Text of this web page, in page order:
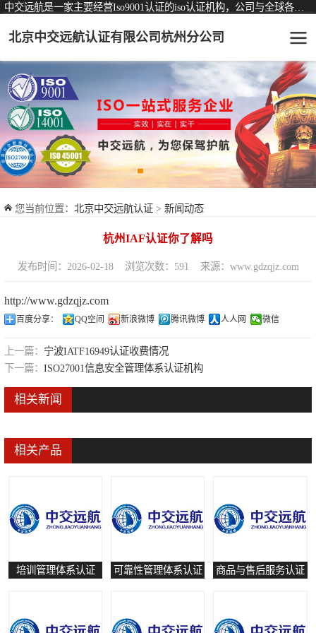
北京中交远航认证有限公司杭州分公司
您当前位置： 北京中交远航认证 > 新闻动态
杭州IAF认证你了解吗
发布时间：2026-02-18 浏览次数：591 来源：www.gdzqjz.com
http://www.gdzqjz.com
百度分享： QQ空间 新浪微博 腾讯微博 人人网 微信
上一篇： 宁波IATF16949认证收费情况
下一篇： ISO27001信息安全管理体系认证机构
相关新闻
相关产品
培训管理体系认证 可靠性管理体系认证 商品与售后服务认证
认证服务 可从事认证业务一览表
ISO9001质量管理体系认证
ISO14001环境管理体系认证
ISO45001职业健康安全管理体系认证
交通运输服务认证
ISO27001信息安全管理体系认证
培训管理体系认证